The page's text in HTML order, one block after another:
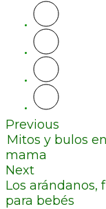
Previous
Mitos y bulos
mama
Next
Los arándanos,
para bebés